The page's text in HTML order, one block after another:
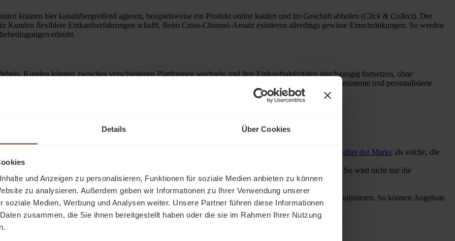
Details Über Cookies
und Anzeigen zu personalisieren, Funktionen für soziale Medien anbieten zu können
zu analysieren. Außerdem geben wir Informationen zu Ihrer Verwendung unserer
soziale Medien, Werbung und Analysen weiter. Unsere Partner führen diese Informationen
zusammen, die Sie ihnen bereitgestellt haben oder die sie im Rahmen Ihrer Nutzung
können hier kanalübergreifend agieren, beispielsweise ein Produkt online kaufen und im Geschäft abholen (Click & Collect). Der
Kunden flexiblere Einkaufserfahrungen schafft. Beim Cross-Channel-Ansatz existieren allerdings gewisse Einschränkungen. So werden
erlaubt.
Kunden können zwischen verschiedenen Plattformen wechseln und ihre Einkaufsaktivitäten durchgängig fortsetzen, ohne
Offline-Kanäle vollständig, sodass Kunden unabhängig von ihrem bevorzugten Kanal jederzeit eine konsistente und personalisierte
gesamte Customer-Journey. Verkauf, Werbung, Kundenservice und Logistik sind einheitlich gestaltet.
Kunden. Dazu zählen:
90 % loyaler gegenüber der Marke als solche, die
250 % häufiger und ihr durchschnittlicher Warenkorb ist um 13 % größer als bei Single-Channel-Käufen. So wird nicht nur die
die Marke klar von der Konkurrenz ab und bietet ein modernes, integriertes Einkaufserlebnis.
Lösungen ermöglichen es, kanalübergreifende Daten zu sammeln und das Kaufverhalten besser zu analysieren. So können Angebote
umgesetzt werden.
über verschiedene Kanäle steigert die Markenbekanntheit und sorgt für Wiedererkennung bei den Kunden.
sinken die Emissionen.